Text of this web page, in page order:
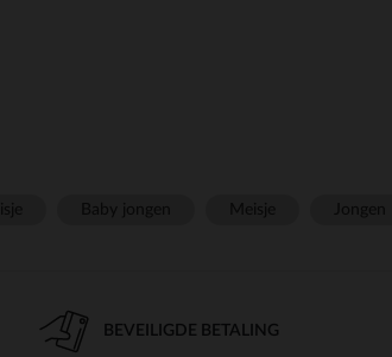
BEVEILIGDE BETALING